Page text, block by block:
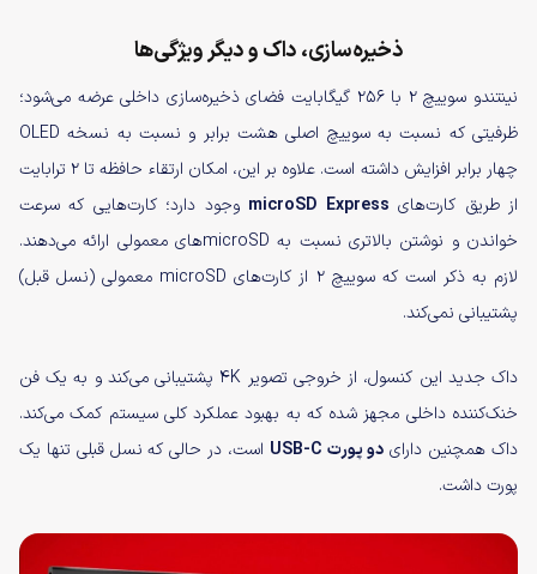
ذخیره‌سازی، داک و دیگر ویژگی‌ها
نینتندو سوییچ ۲ با ۲۵۶ گیگابایت فضای ذخیره‌سازی داخلی عرضه می‌شود؛
ظرفیتی که نسبت به سوییچ اصلی هشت برابر و نسبت به نسخه OLED
چهار برابر افزایش داشته است. علاوه بر این، امکان ارتقاء حافظه تا ۲ ترابایت
از طریق کارت‌های microSD Express وجود دارد؛ کارت‌هایی که سرعت
خواندن و نوشتن بالاتری نسبت به microSDهای معمولی ارائه می‌دهند.
لازم به ذکر است که سوییچ ۲ از کارت‌های microSD معمولی (نسل قبل)
پشتیبانی نمی‌کند.
داک جدید این کنسول، از خروجی تصویر 4K پشتیبانی می‌کند و به یک فن
خنک‌کننده داخلی مجهز شده که به بهبود عملکرد کلی سیستم کمک می‌کند.
داک همچنین دارای دو پورت USB-C
است، در حالی که نسل قبلی تنها یک
پورت داشت.